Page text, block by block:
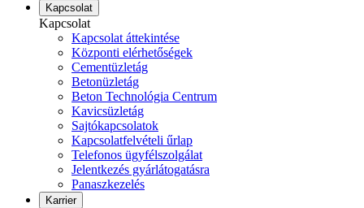
Kapcsolat
Kapcsolat
Kapcsolat áttekintése
Központi elérhetőségek
Cementüzletág
Betonüzletág
Beton Technológia Centrum
Kavicsüzletág
Sajtókapcsolatok
Kapcsolatfelvételi űrlap
Telefonos ügyfélszolgálat
Jelentkezés gyárlátogatásra
Panaszkezelés
Karrier